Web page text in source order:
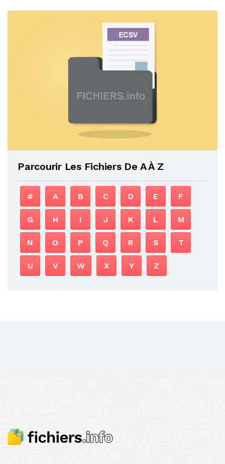
Parcourir Les Fichiers De A À Z
# A B C D E F
G H I J K L M
N O P Q R S T
U V W X Y Z